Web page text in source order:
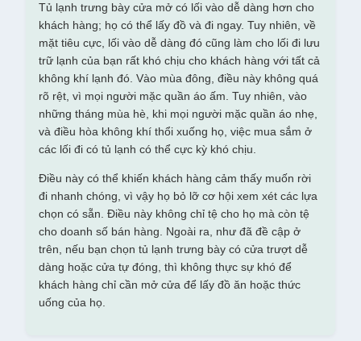
Tủ lạnh trưng bày cửa mở có lối vào dễ dàng hơn cho
khách hàng; họ có thể lấy đồ và đi ngay. Tuy nhiên, về
mặt tiêu cực, lối vào dễ dàng đó cũng làm cho lối đi lưu
trữ lạnh của bạn rất khó chịu cho khách hàng với tất cả
không khí lạnh đó. Vào mùa đông, điều này không quá
rõ rệt, vì mọi người mặc quần áo ấm. Tuy nhiên, vào
những tháng mùa hè, khi mọi người mặc quần áo nhẹ,
và điều hòa không khí thổi xuống họ, việc mua sắm ở
các lối đi có tủ lạnh có thể cực kỳ khó chịu.
Điều này có thể khiến khách hàng cảm thấy muốn rời
đi nhanh chóng, vì vậy họ bỏ lỡ cơ hội xem xét các lựa
chọn có sẵn. Điều này không chỉ tệ cho họ mà còn tệ
cho doanh số bán hàng. Ngoài ra, như đã đề cập ở
trên, nếu bạn chọn tủ lạnh trưng bày có cửa trượt dễ
dàng hoặc cửa tự đóng, thì không thực sự khó để
khách hàng chỉ cần mở cửa để lấy đồ ăn hoặc thức
uống của họ.